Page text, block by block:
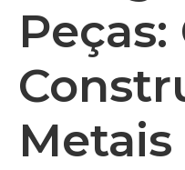
Peças:
Metais